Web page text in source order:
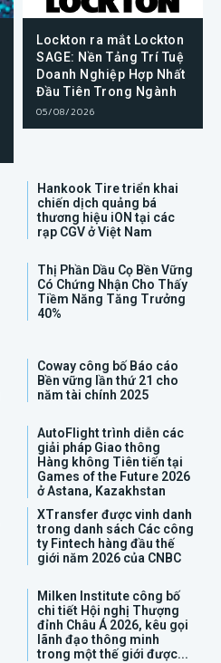
Lockton ra mắt Lockton
SAGE: Nền Tảng Trí Tuệ
Doanh Nghiệp Hợp Nhất
Đầu Tiên Trong Ngành
05/08/2026
Hankook Tire triển khai
chiến dịch quảng bá
thương hiệu iON tại các
rạp CGV ở Việt Nam
Thị Phần Dầu Cọ Bền Vững
Có Chứng Nhận Cho Thấy
Tiềm Năng Tăng Trưởng
40%
Coway công bố Báo cáo
Bền vững lần thứ 21 cho
năm tài chính 2025
AutoFlight trình diễn các
giải pháp Giao thông
Hàng không Tiên tiến tại
Games of the Future 2026
ở Astana, Kazakhstan
XTransfer được vinh danh
trong danh sách Các công
ty Fintech hàng đầu thế
giới năm 2026 của CNBC
Milken Institute công bố
chi tiết Hội nghị Thượng
đỉnh Châu Á 2026, kêu gọi
lãnh đạo thông minh
trong một thế giới được...